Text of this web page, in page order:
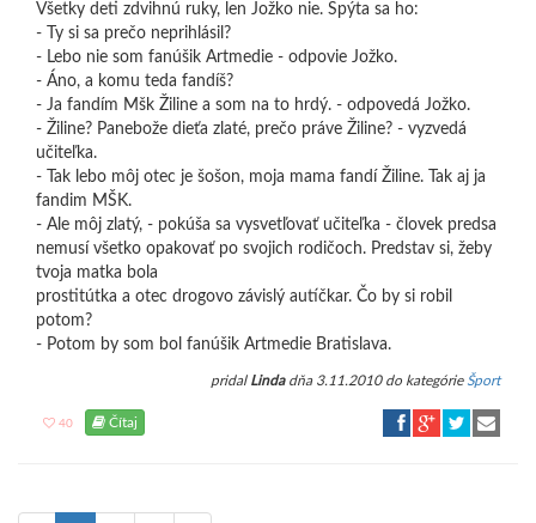
Všetky deti zdvihnú ruky, len Jožko nie. Spýta sa ho:
- Ty si sa prečo neprihlásil?
- Lebo nie som fanúšik Artmedie - odpovie Jožko.
- Áno, a komu teda fandíš?
- Ja fandím Mšk Žiline a som na to hrdý. - odpovedá Jožko.
- Žiline? Panebože dieťa zlaté, prečo práve Žiline? - vyzvedá
učiteľka.
- Tak lebo môj otec je šošon, moja mama fandí Žiline. Tak aj ja
fandim MŠK.
- Ale môj zlatý, - pokúša sa vysvetľovať učiteľka - človek predsa
nemusí všetko opakovať po svojich rodičoch. Predstav si, žeby
tvoja matka bola
prostitútka a otec drogovo závislý autíčkar. Čo by si robil
potom?
- Potom by som bol fanúšik Artmedie Bratislava.
pridal Lindadňa 3.11.2010 do kategórie Šport
40 Čítaj